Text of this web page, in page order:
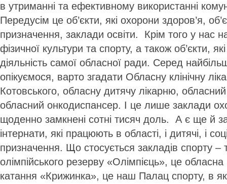
в утриманні та ефективному використанні
Передусім це об’єкти, які охорони здоров’я,
призначення, заклади освіти. Крім того у нас
фізичної культури та спорту, а також об’єкти,
діяльність самої обласної ради. Серед
опікуємося, варто згадати Обласну клінічну
Котовського, обласну дитячу лікарню,
обласний онкодиспансер. І це лише заклади
щоденно замкнені сотні тисяч доль. А є ще й
інтернати, які працюють в області, і дитячі, і
призначення. Що стосується закладів спорту
олімпійського резерву «Олімпієць», це
катання «Крижинка», це наш Палац спорту, в